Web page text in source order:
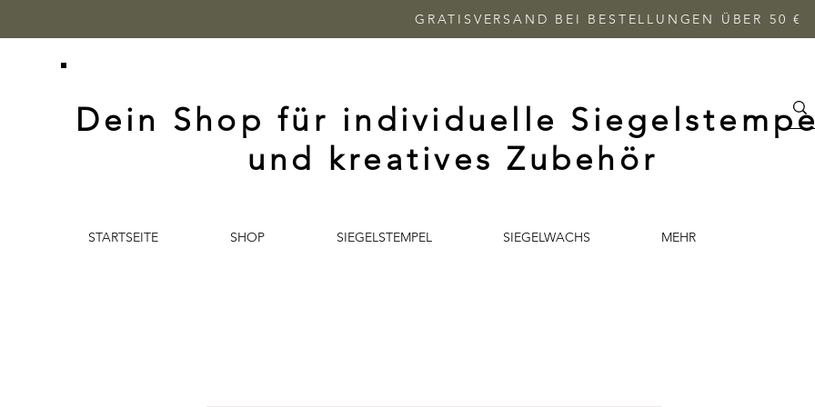
GRATISVERSAND BEI BESTELLUNGEN ÜBER 50 €
Dein Shop für individuelle
und kreatives Zubehör
STARTSEITE SHOP SIEGELSTEMPEL SIEGELWACHS MEHR